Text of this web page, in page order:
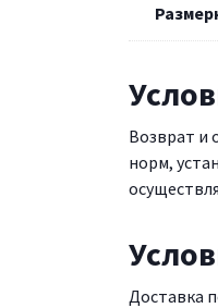
Возврат и
норм,
Доставка